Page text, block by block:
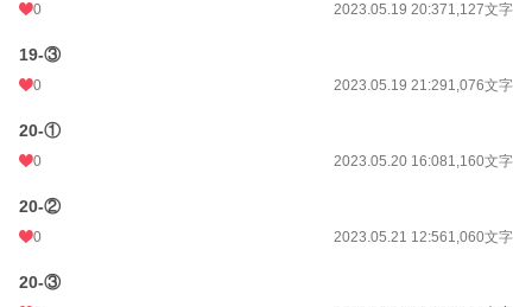
0 2023.05.19 20:371,127文字
19-③
0 2023.05.19 21:291,076文字
20-①
0 2023.05.20 16:081,160文字
20-②
0 2023.05.21 12:561,060文字
20-③